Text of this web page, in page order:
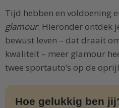
Tijd hebben en voldoening
glamour. Hieronder ontdek
bewust leven – dat draait
kwaliteit – meer glamour
twee sportauto’s op de
Hoe gelukkig ben